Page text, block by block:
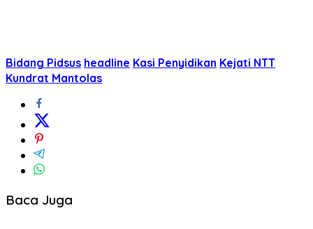
Bidang Pidsus headline Kasi Penyidikan Kejati NTT
Kundrat Mantolas
Baca Juga